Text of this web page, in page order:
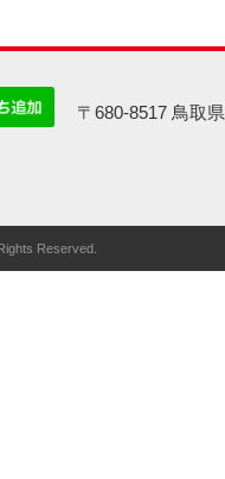
〒680-8517 鳥取
Reserved.